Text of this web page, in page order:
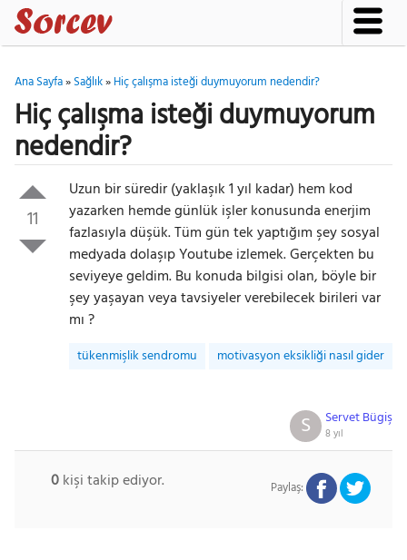
Ana Sayfa»Sağlık»Hiç çalışma isteği duymuyorum nedendir?
Hiç çalışma isteği duymuyorum
nedendir?
11
Uzun bir süredir (yaklaşık 1 yıl kadar) hem kod
yazarken hemde günlük işler konusunda enerjim
fazlasıyla düşük. Tüm gün tek yaptığım şey sosyal
medyada dolaşıp Youtube izlemek. Gerçekten bu
seviyeye geldim. Bu konuda bilgisi olan, böyle bir
şey yaşayan veya tavsiyeler verebilecek birileri var
mı ?
tükenmişlik sendromu motivasyon eksikliği nasıl gider
Servet Bügiş
8 yıl
S
0kişi takip ediyor. Paylaş: